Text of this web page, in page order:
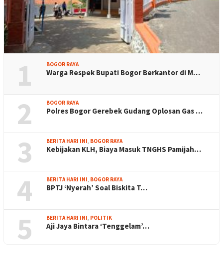
1 BOGOR RAYA
Warga Respek Bupati Bogor Berkantor di M…
2 BOGOR RAYA
Polres Bogor Gerebek Gudang Oplosan Gas …
3 BERITA HARI INI, BOGOR RAYA
Kebijakan KLH, Biaya Masuk TNGHS Pamijah…
4 BERITA HARI INI, BOGOR RAYA
BPTJ ‘Nyerah’ Soal Biskita T…
5 BERITA HARI INI, POLITIK
Aji Jaya Bintara ‘Tenggelam’…